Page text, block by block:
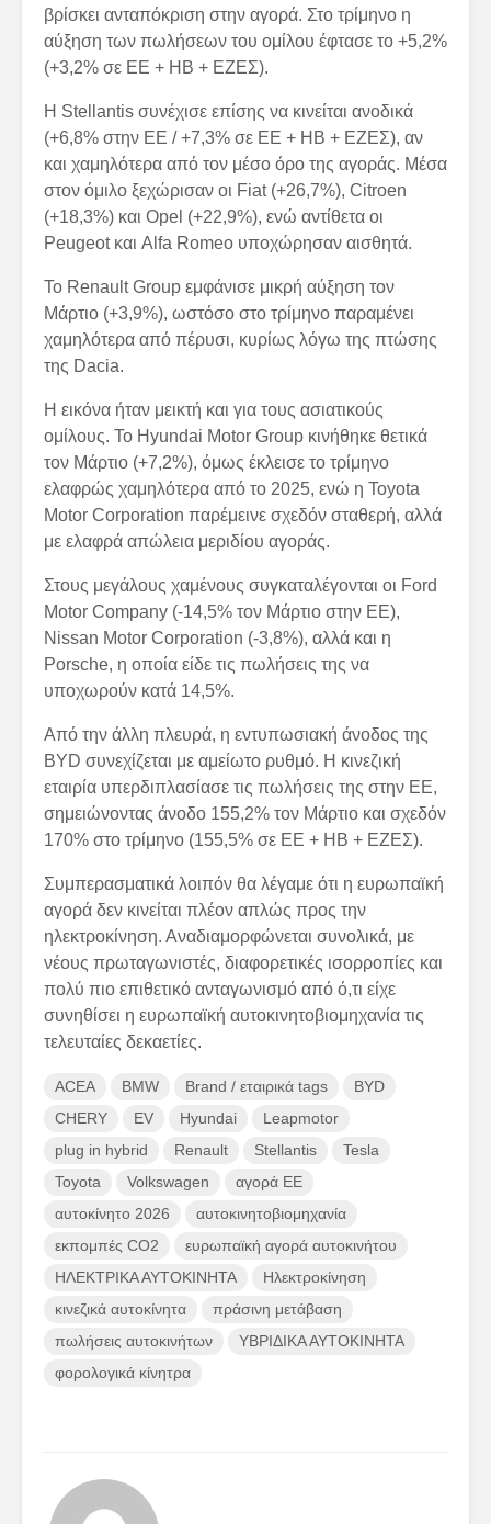
βρίσκει ανταπόκριση στην αγορά. Στο τρίμηνο η
αύξηση των πωλήσεων του ομίλου έφτασε το +5,2%
(+3,2% σε ΕΕ + ΗΒ + ΕΖΕΣ).
Η Stellantis συνέχισε επίσης να κινείται ανοδικά
(+6,8% στην ΕΕ / +7,3% σε ΕΕ + ΗΒ + ΕΖΕΣ), αν
και χαμηλότερα από τον μέσο όρο της αγοράς. Μέσα
στον όμιλο ξεχώρισαν οι Fiat (+26,7%), Citroen
(+18,3%) και Opel (+22,9%), ενώ αντίθετα οι
Peugeot και Alfa Romeo υποχώρησαν αισθητά.
Το Renault Group εμφάνισε μικρή αύξηση τον
Μάρτιο (+3,9%), ωστόσο στο τρίμηνο παραμένει
χαμηλότερα από πέρυσι, κυρίως λόγω της πτώσης
της Dacia.
Η εικόνα ήταν μεικτή και για τους ασιατικούς
ομίλους. Το Hyundai Motor Group κινήθηκε θετικά
τον Μάρτιο (+7,2%), όμως έκλεισε το τρίμηνο
ελαφρώς χαμηλότερα από το 2025, ενώ η Toyota
Motor Corporation παρέμεινε σχεδόν σταθερή, αλλά
με ελαφρά απώλεια μεριδίου αγοράς.
Στους μεγάλους χαμένους συγκαταλέγονται οι Ford
Motor Company (-14,5% τον Μάρτιο στην ΕΕ),
Nissan Motor Corporation (-3,8%), αλλά και η
Porsche, η οποία είδε τις πωλήσεις της να
υποχωρούν κατά 14,5%.
Από την άλλη πλευρά, η εντυπωσιακή άνοδος της
BYD συνεχίζεται με αμείωτο ρυθμό. Η κινεζική
εταιρία υπερδιπλασίασε τις πωλήσεις της στην ΕΕ,
σημειώνοντας άνοδο 155,2% τον Μάρτιο και σχεδόν
170% στο τρίμηνο (155,5% σε ΕΕ + ΗΒ + ΕΖΕΣ).
Συμπερασματικά λοιπόν θα λέγαμε ότι η ευρωπαϊκή
αγορά δεν κινείται πλέον απλώς προς την
ηλεκτροκίνηση. Αναδιαμορφώνεται συνολικά, με
νέους πρωταγωνιστές, διαφορετικές ισορροπίες και
πολύ πιο επιθετικό ανταγωνισμό από ό,τι είχε
συνηθίσει η ευρωπαϊκή αυτοκινητοβιομηχανία τις
τελευταίες δεκαετίες.
ACEA BMW Brand / εταιρικά tags
BYD
CHERY
EV Hyundai
Leapmotor
plug in hybrid
Renault Stellantis
Tesla
Toyota
Volkswagen
αγορά ΕΕ
αυτοκίνητο 2026
αυτοκινητοβιομηχανία
εκπομπές CO2
ευρωπαϊκή αγορά αυτοκινήτου
ΗΛΕΚΤΡΙΚΑ ΑΥΤΟΚΙΝΗΤΑ
Ηλεκτροκίνηση
κινεζικά αυτοκίνητα
πράσινη μετάβαση
πωλήσεις αυτοκινήτων
ΥΒΡΙΔΙΚΑ ΑΥΤΟΚΙΝΗΤΑ
φορολογικά κίνητρα